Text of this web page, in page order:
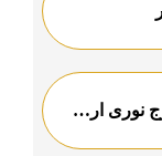
قیمت اینترنتی پروژکتور برج نوری ارزان قیمت